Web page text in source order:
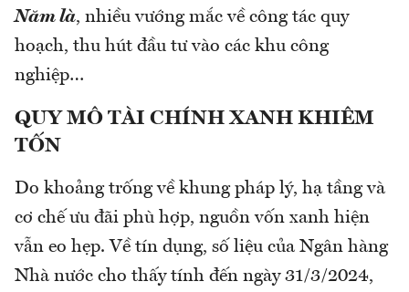
Năm là, nhiều vướng mắc về công tác quy
hoạch, thu hút đầu tư vào các khu công
nghiệp…
QUY MÔ TÀI CHÍNH XANH KHIÊM
TỐN
Do khoảng trống về khung pháp lý, hạ tầng và
cơ chế ưu đãi phù hợp, nguồn vốn xanh hiện
vẫn eo hẹp. Về tín dụng, số liệu của Ngân hàng
Nhà nước cho thấy tính đến ngày 31/3/2024,